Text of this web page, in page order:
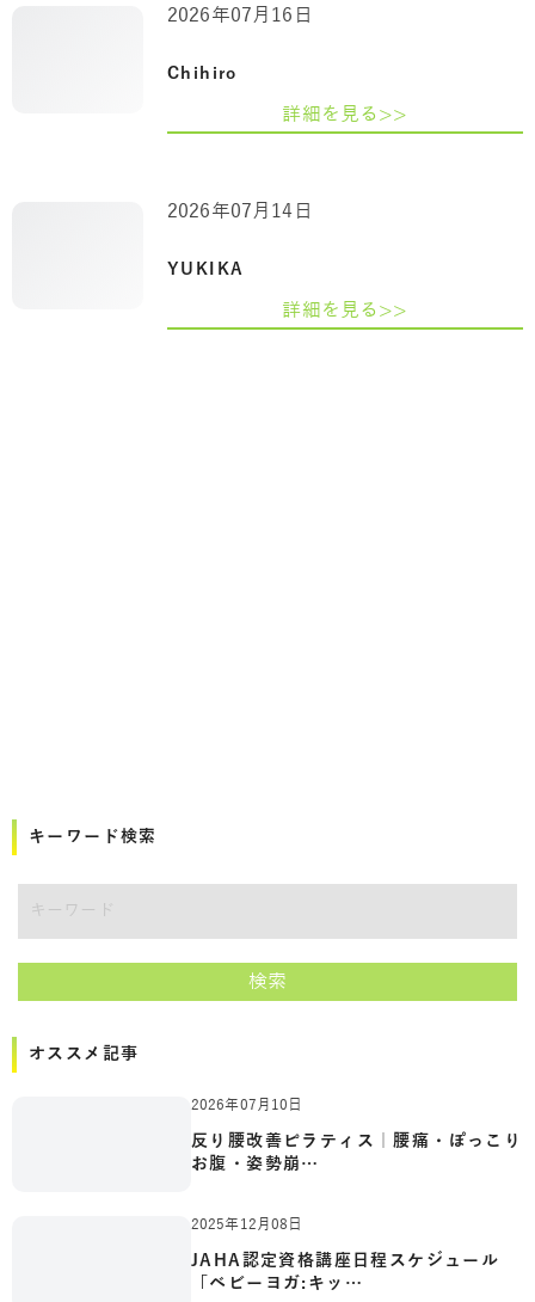
Chihiro
2026年07月16日
詳細を見る>>
YUKIKA
2026年07月14日
詳細を見る>>
キーワード検索
検索
オススメ記事
2026年07月10日
反り腰改善ピラティス｜腰痛・ぽっこり
お腹・姿勢崩…
2025年12月08日
JAHA認定資格講座日程スケジュール
「ベビーヨガ:キッ…